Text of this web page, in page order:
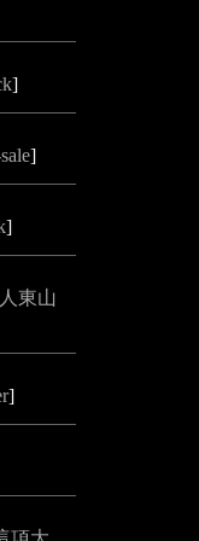
]
]
]
東山
]